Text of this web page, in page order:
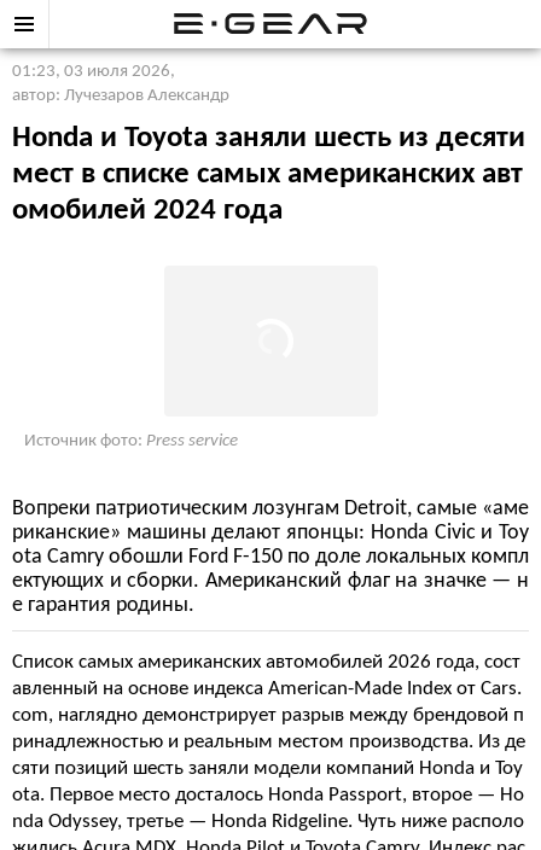
01:23, 03 июля 2026,
автор: Лучезаров Александр
Honda и Toyota заняли шесть из десяти
мест в списке самых американских авт
омобилей 2024 года
Источник фото: Press service
Вопреки патриотическим лозунгам Detroit, самые «аме
риканские» машины делают японцы: Honda Civic и Toy
ota Camry обошли Ford F-150 по доле локальных компл
ектующих и сборки. Американский флаг на значке — н
е гарантия родины.
Список самых американских автомобилей 2026 года, сост
авленный на основе индекса American-Made Index от Cars.
com, наглядно демонстрирует разрыв между брендовой п
ринадлежностью и реальным местом производства. Из де
сяти позиций шесть заняли модели компаний Honda и Toy
ota. Первое место досталось Honda Passport, второе — Ho
nda Odyssey, третье — Honda Ridgeline. Чуть ниже располо